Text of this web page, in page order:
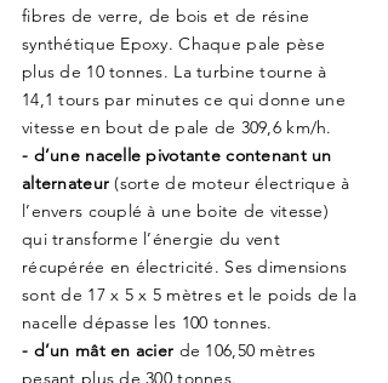
fibres de verre, de bois et de résine
synthétique Epoxy. Chaque pale pèse
plus de 10 tonnes. La turbine tourne à
14,1 tours par minutes ce qui donne une
vitesse en bout de pale de 309,6 km/h.
- d’une nacelle pivotante contenant un
alternateur (sorte de moteur électrique à
l’envers couplé à une boite de vitesse)
qui transforme l’énergie du vent
récupérée en électricité. Ses dimensions
sont de 17 x 5 x 5 mètres et le poids de la
nacelle dépasse les 100 tonnes.
- d’un mât en acier de 106,50 mètres
pesant plus de 300 tonnes.